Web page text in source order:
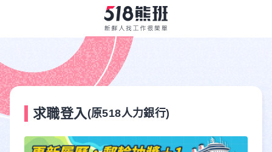
求職登入 (原518人力銀行)